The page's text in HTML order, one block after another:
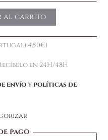
al carrito
4,50€)
en 24H/48H
envíoy políticas de
pago